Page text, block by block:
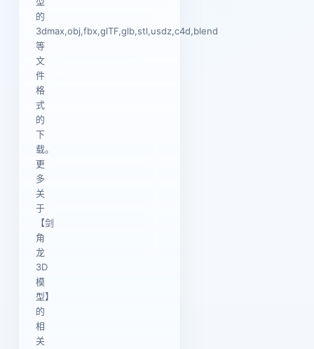
的
3dmax,obj,fbx,glTF,glb,stl,usdz,c4d,blend
等
文
件
格
式
的
下
载。
更
多
关
于
【剑
角
龙
3D
模
型】
的
相
关